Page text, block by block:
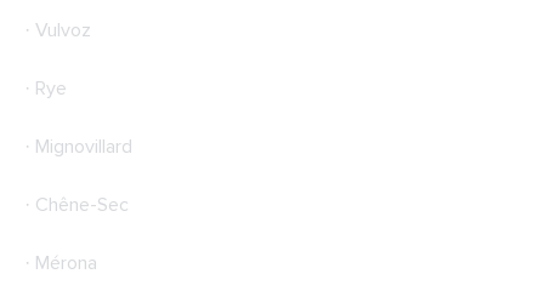
· Vulvoz
· Rye
· Mignovillard
· Chêne-Sec
· Mérona